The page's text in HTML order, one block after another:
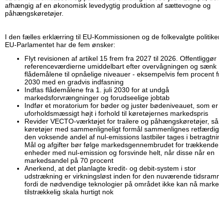
afhængig af en økonomisk levedygtig produktion af sættevogne og
påhængskøretøjer.
I den fælles erklærring til EU-Kommissionen og de folkevalgte
EU-Parlamentet har de fem ønsker:
Flyt revisionen af artikel 15 frem fra 2027 til 2026. Offentliggør
referenceværdierne umiddelbart efter overvågningen og sænk
flådemålene til opnåelige niveauer - eksempelvis fem procent
2030 med en gradvis indfasning
Indfas flådemålene fra 1. juli 2030 for at undgå
markedsforvrængninger og forudseelige jobtab
Indfør et moratorium for bøder og juster bødeniveauet, som er
uforholdsmæssigt højt i forhold til køretøjernes markedspris
Revider VECTO-værktøjet for trailere og påhængskøretøjer, så
køretøjer med sammenligneligt formål sammenlignes
den voksende andel af nul-emissions lastbiler tages i
Mål og afgifter bør følge markedsgennembrudet for trækkende
enheder med nul-emission og forsvinde helt, når disse når en
markedsandel på 70 procent
Anerkend, at det planlagte kredit- og debit-system i stor
udstrækning er virkningsløst inden for den nuværende
fordi de nødvendige teknologier på området ikke kan nå
tilstrækkelig skala hurtigt nok